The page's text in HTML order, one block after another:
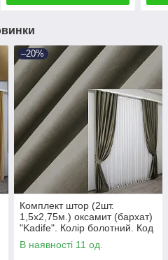
–20%
Комплект штор (2шт.
1,5х2,75м.) оксамит (бархат)
"Kadife". Колір болотний. Код
1130ш 30-947
В наявності 11 од.